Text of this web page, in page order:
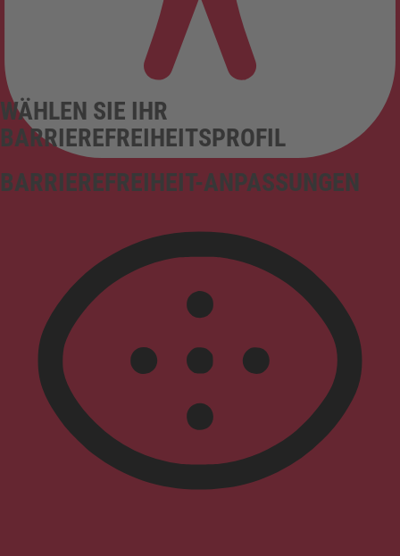
BARRIEREFREIHEIT-ANPASSUNGEN
WÄHLEN SIE IHR
BARRIEREFREIHEITSPROFIL